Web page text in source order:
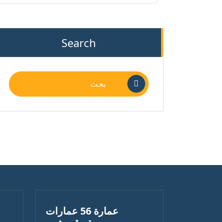
Search
البحث
عن:
عمارة 56 عمارات